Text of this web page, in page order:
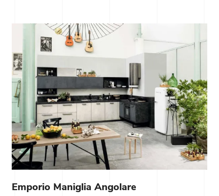
Emporio Maniglia Angolare